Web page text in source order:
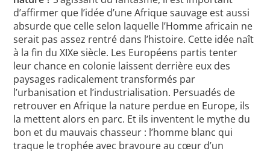
d’affirmer que l’idée d’une Afrique sauvage est aussi
absurde que celle selon laquelle l’Homme africain ne
serait pas assez rentré dans l’histoire. Cette idée naît
à la fin du XIXe siècle. Les Européens partis tenter
leur chance en colonie laissent derrière eux des
paysages radicalement transformés par
l’urbanisation et l’industrialisation. Persuadés de
retrouver en Afrique la nature perdue en Europe, ils
la mettent alors en parc. Et ils inventent le mythe du
bon et du mauvais chasseur : l’homme blanc qui
traque le trophée avec bravoure au cœur d’un